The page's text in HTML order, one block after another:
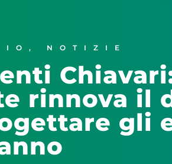
, NOTIZIE
rinnova il
gli